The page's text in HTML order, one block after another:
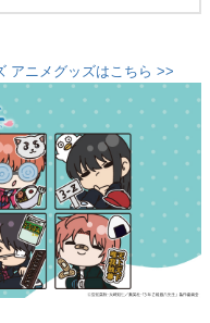
アニメグッズはこちら >>